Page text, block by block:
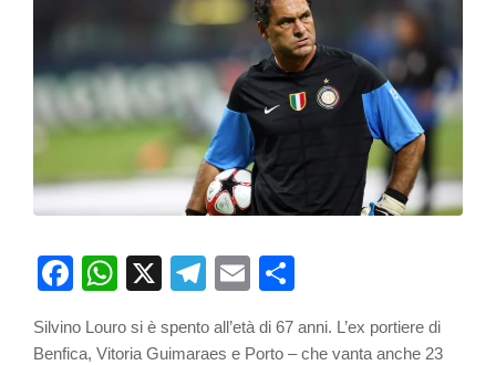
Facebook
WhatsApp
X Telegram
Email
Silvino Louro si è spento all’età di 67 anni. L’ex portiere di
Benfica, Vitoria Guimaraes e Porto – che vanta anche 23